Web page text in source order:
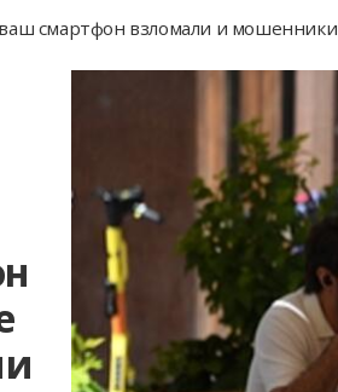
смартфон взломали и